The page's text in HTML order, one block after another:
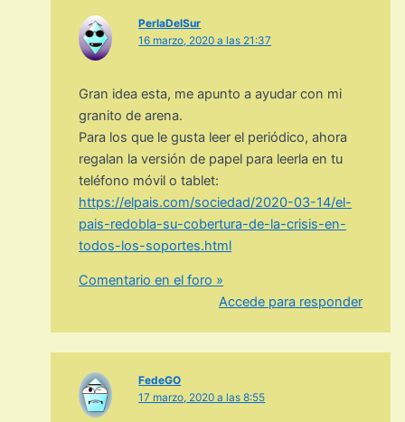
PerlaDelSur
16 marzo, 2020 a las 21:37
Gran idea esta, me apunto a ayudar con mi
granito de arena.
Para los que le gusta leer el periódico, ahora
regalan la versión de papel para leerla en tu
teléfono móvil o tablet:
https://elpais.com/sociedad/2020-03-14/el-
pais-redobla-su-cobertura-de-la-crisis-en-
todos-los-soportes.html
Comentario en el foro »
Accede para responder
FedeGO
17 marzo, 2020 a las 8:55